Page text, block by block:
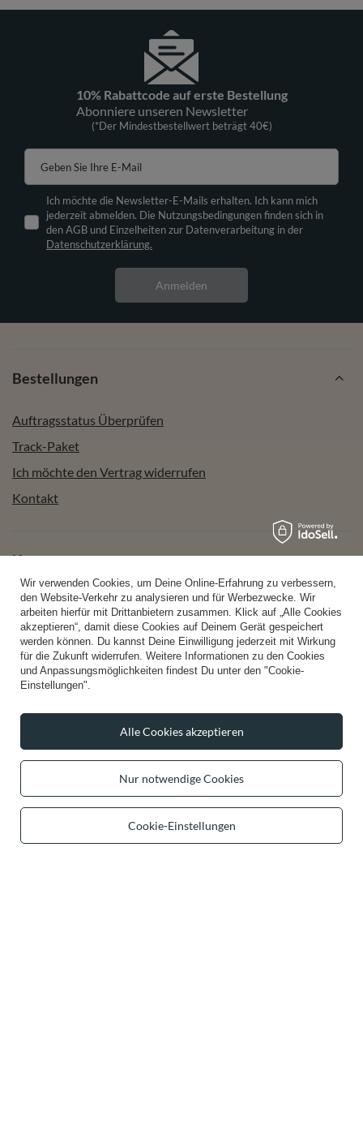
10% Rabattcode auf erste Bestellung
Abonniere unseren Newsletter
(*Der Mindestbestellwert beträgt 40€)
Geben Sie Ihre E-Mail
Ich möchte die Newsletter-E-Mails erhalten. Ich kann mich
jederzeit abmelden. Die Nutzungsbedingungen finden sich in
den AGB und Einzelheiten zur Datenverarbeitung in der
Datenschutzerklärung.
Anmelden
Bestellungen
Auftragsstatus Überprüfen
Track-Paket
Ich möchte den Vertrag widerrufen
Kontakt
Konto
Hilfe
Info
+49 32 2210 915 31 Mon-Fri 8:00-16:00 Uhr
contact@vivisence.com
Vivisence,49 Hevea Road,DE13 0SHBurton-on-Trent
Wir verwenden Cookies, um Deine Online-Erfahrung zu verbessern,
den Website-Verkehr zu analysieren und für Werbezwecke. Wir
arbeiten hierfür mit Drittanbietern zusammen. Klick auf „Alle Cookies
akzeptieren“, damit diese Cookies auf Deinem Gerät gespeichert
werden können. Du kannst Deine Einwilligung jederzeit mit Wirkung
für die Zukunft widerrufen. Weitere Informationen zu den Cookies
und Anpassungsmöglichkeiten findest Du unter den "Cookie-
Einstellungen".
Nur notwendige Cookies
Cookie-Einstellungen
Alle Cookies akzeptieren